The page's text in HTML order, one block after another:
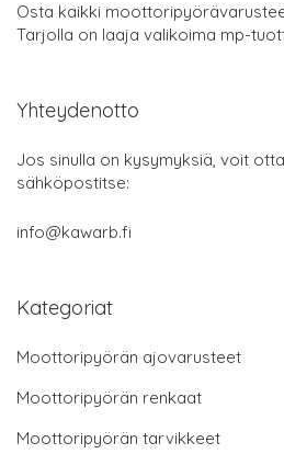
Osta kaikki
Tarjolla on laaja valikoima mp-
Yhteydenotto
Jos sinulla on kysymyksiä, voit
sähköpostitse:
info@kawarb.fi
Kategoriat
Moottoripyörän ajovarusteet
Moottoripyörän renkaat
Moottoripyörän tarvikkeet